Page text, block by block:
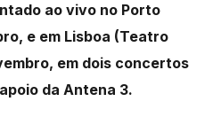
ao vivo no Porto
e em Lisboa (Teatro
em dois concertos
da Antena 3.